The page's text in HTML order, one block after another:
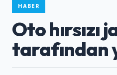
HABER
Oto hırsızı
tarafından